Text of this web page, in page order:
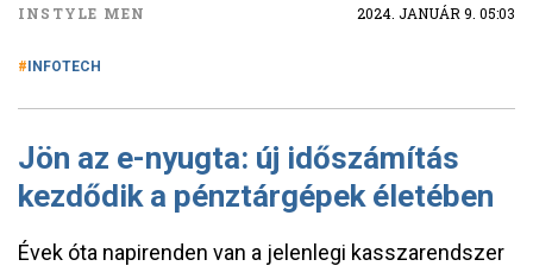
INSTYLE MEN 2024. JANUÁR 9. 05:03
INFOTECH
Jön az e-nyugta: új időszámítás
kezdődik a pénztárgépek életében
Évek óta napirenden van a jelenlegi kasszarendszer